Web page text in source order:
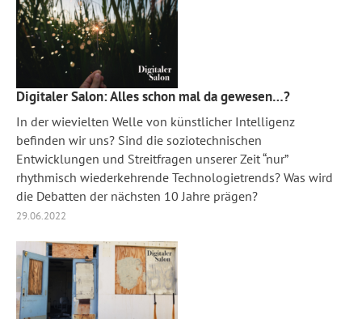
Digitaler Salon: Alles schon mal da gewesen…?
In der wievielten Welle von künstlicher Intelligenz
befinden wir uns? Sind die soziotechnischen
Entwicklungen und Streitfragen unserer Zeit “nur”
rhythmisch wiederkehrende Technologietrends? Was wird
die Debatten der nächsten 10 Jahre prägen?
29.06.2022